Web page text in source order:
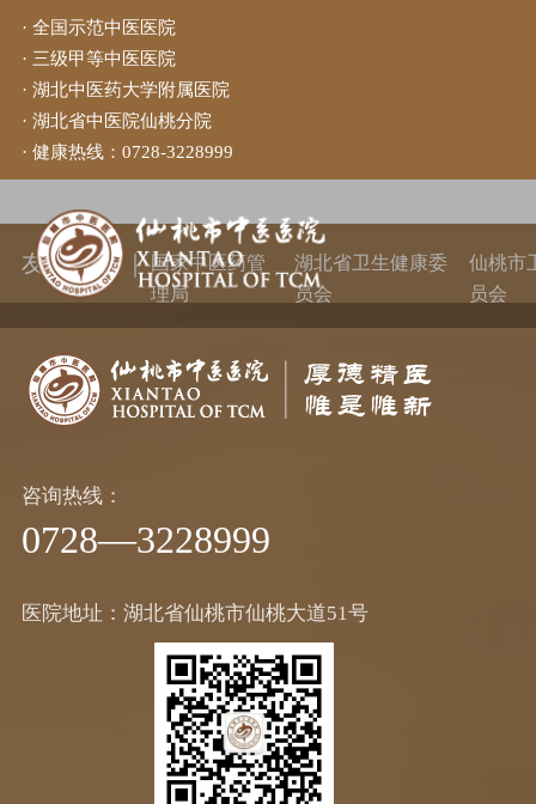
· 全国示范中医医院
· 三级甲等中医医院
· 湖北中医药大学附属医院
· 湖北省中医院仙桃分院
· 健康热线： 0728-3228999
当前位置： 首页>专家队伍
友情链接 ｜ 国家中医药管
理局
湖北省卫生健康委
员会
仙桃市
员会
咨询热线：
0728—3228999
医院地址：湖北省仙桃市仙桃大道51号